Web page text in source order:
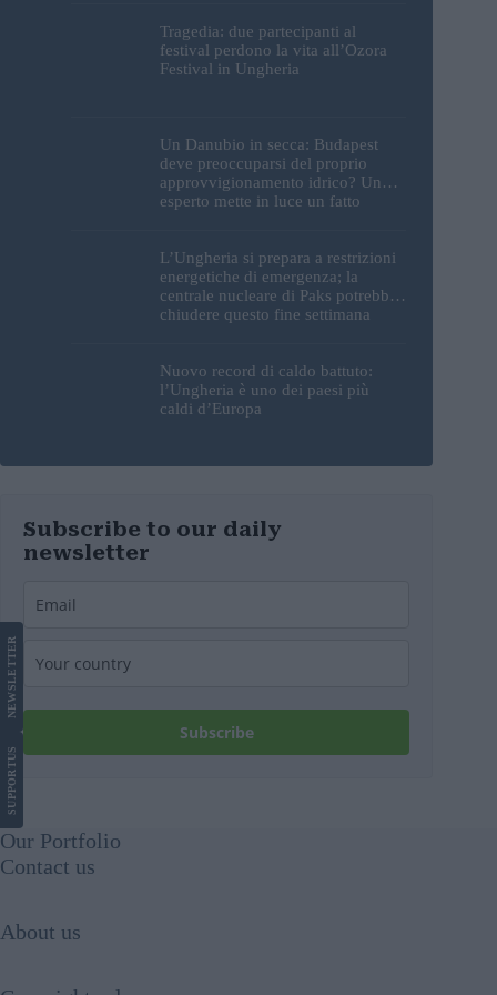
Tragedia: due partecipanti al
festival perdono la vita all’Ozora
Festival in Ungheria
Un Danubio in secca: Budapest
deve preoccuparsi del proprio
approvvigionamento idrico? Un
esperto mette in luce un fatto
L’Ungheria si prepara a restrizioni
energetiche di emergenza; la
centrale nucleare di Paks potrebbe
chiudere questo fine settimana
Nuovo record di caldo battuto:
l’Ungheria è uno dei paesi più
caldi d’Europa
Subscribe to our daily
newsletter
Subscribe
SUPPORT
US
NEWS
LETTER
Our Portfolio
Contact us
About us